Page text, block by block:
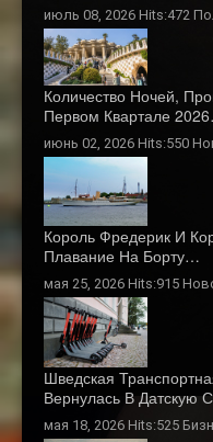
июль 08, 2026 Hits:472
Количество Ночей,
Первом Квартале
июнь 02, 2026 Hits:550
Король Фредерик И
Плавание На Борту…
мая 25, 2026 Hits:915
Шведская
Вернулась В Датскую
мая 18, 2026 Hits:525